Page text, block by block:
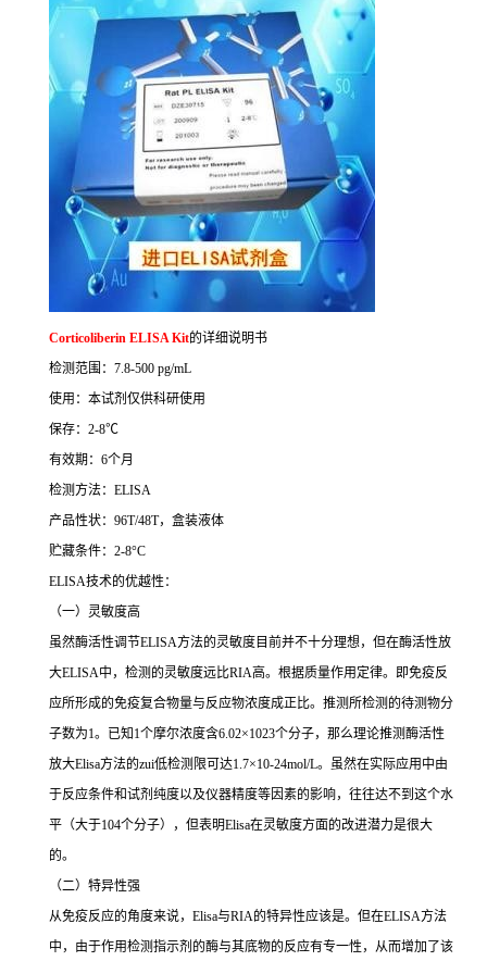
Corticoliberin ELISA Kit的详细说明书
检测范围： 7.8-500 pg/mL
使用：本试剂仅供科研使用
保存： 2-8℃
有效期： 6个月
检测方法： ELISA
产品性状： 96T/48T，盒装液体
贮藏条件： 2-8°C
ELISA技术的优越性：
（一）灵敏度高
虽然酶活性调节ELISA方法的灵敏度目前并不十分理想，但在酶活性放
大ELISA中，检测的灵敏度远比RIA高。根据质量作用定律。即免疫反
应所形成的免疫复合物量与反应物浓度成正比。推测所检测的待测物分
子数为1。已知 1个摩尔浓度含6.02×1023个分子，那么理论推测酶活性
放大Elisa方法的zui低检测限可达1.7×10-24mol/L。虽然在实际应用中由
于反应条件和试剂纯度以及仪器精度等因素的影响，往往达不到这个水
平（大于104个分子），但表明Elisa在灵敏度方面的改进潜力是很大
的。
（二）特异性强
从免疫反应的角度来说， Elisa与RIA的特异性应该是。但在ELISA方法
中，由于作用检测指示剂的酶与其底物的反应有专一性，从而增加了该